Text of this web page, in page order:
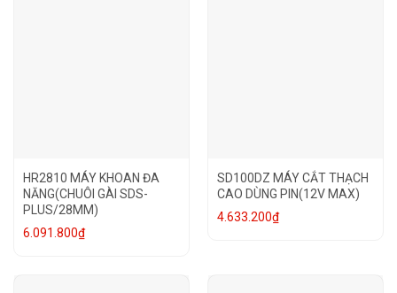
HR2810 MÁY KHOAN ĐA
NĂNG(CHUÔI GÀI SDS-
PLUS/28MM)
6.091.800₫
SD100DZ MÁY CẮT THẠCH
CAO DÙNG PIN(12V MAX)
4.633.200₫